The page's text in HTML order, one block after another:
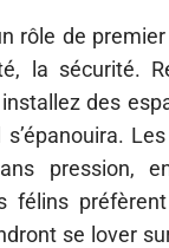
rôle de
la sécurité.
des
pression,
félins
se lover